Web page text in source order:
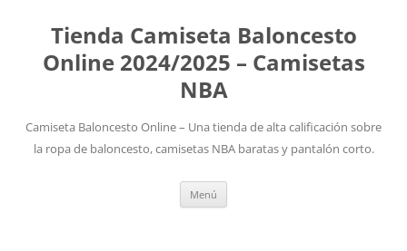
Tienda Camiseta Baloncesto
Online 2024/2025 – Camisetas
NBA
Camiseta Baloncesto Online – Una tienda de alta calificación sobre
la ropa de baloncesto, camisetas NBA baratas y pantalón corto.
Menú